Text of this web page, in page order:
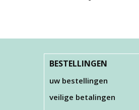
(VOL)
BESTELLINGEN
uw bestellingen
veilige betalingen